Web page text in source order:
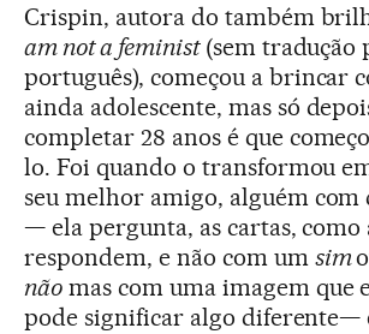
Crispin, autora do também
am not a feminist(sem tradução
português), começou a brincar
ainda adolescente, mas só
completar 28 anos é que
lo. Foi quando o transformou
seu melhor amigo, alguém com
— ela pergunta, as cartas, como
respondem, e não com um sim
nãomas com uma imagem que
pode significar algo diferente—